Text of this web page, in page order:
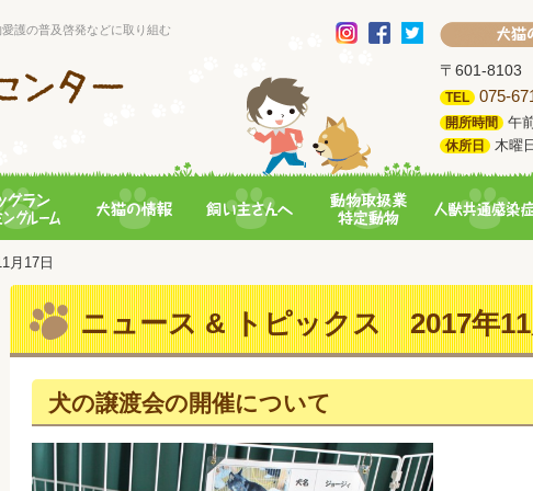
護の普及啓発などに取り組む
〒601-8103
TEL 075-
開所時間 午
休所日 木曜
月17日
ニュース & トピックス 2017年11
犬の譲渡会の開催について